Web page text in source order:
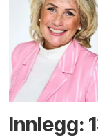
Innlegg: